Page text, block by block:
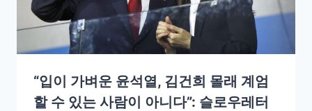
“입이 가벼운 윤석열, 김건희 몰래 계엄
할 수 있는 사람이 아니다”: 슬로우레터